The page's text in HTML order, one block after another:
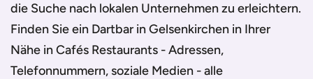
die Suche nach lokalen Unternehmen zu erleichtern.
Finden Sie ein Dartbar in Gelsenkirchen in Ihrer
Nähe in Cafés Restaurants - Adressen,
Telefonnummern, soziale Medien - alle